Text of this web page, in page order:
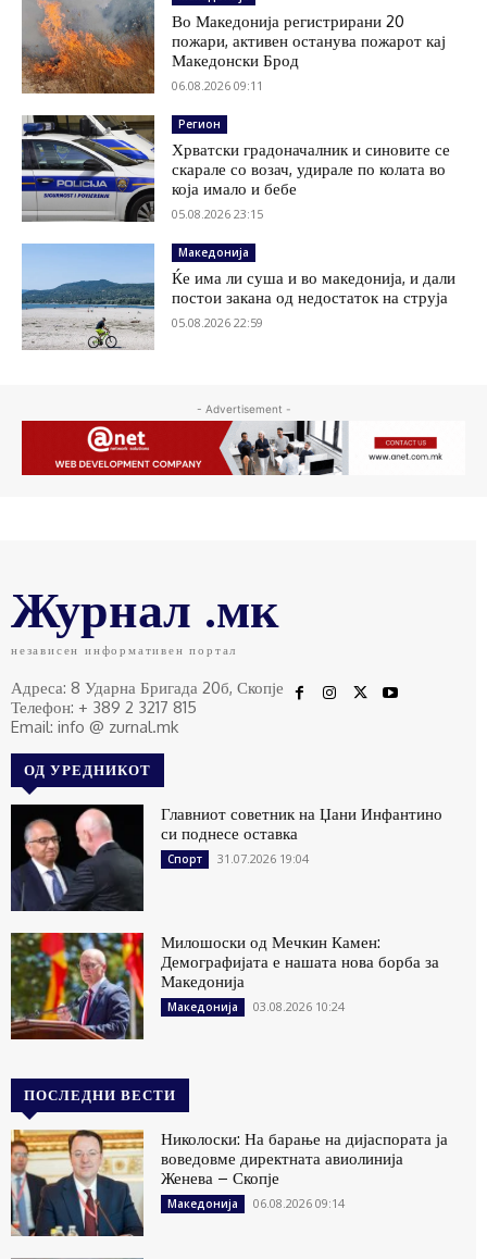
Во Македонија регистрирани 20
пожари, активен останува пожарот кај
Македонски Брод
06.08.2026 09:11
Регион
Хрватски градоначалник и синовите се
скарале со возач, удирале по колата во
која имало и бебе
05.08.2026 23:15
Македонија
Ќе има ли суша и во македонија, и дали
постои закана од недостаток на струја
05.08.2026 22:59
- Advertisement -
Журнал .мк
независен информативен портал
Адреса: 8 Ударна Бригада 20б, Скопје
Телефон: + 389 2 3217 815
Email: info @ zurnal.mk
ОД УРЕДНИКОТ
Главниот советник на Џани Инфантино
си поднесе оставка
Спорт 31.07.2026 19:04
Милошоски од Мечкин Камен:
Демографијата е нашата нова борба за
Македонија
Македонија 03.08.2026 10:24
ПОСЛЕДНИ ВЕСТИ
Николоски: На барање на дијаспората ја
воведовме директната авиолинија
Женева – Скопје
Македонија 06.08.2026 09:14